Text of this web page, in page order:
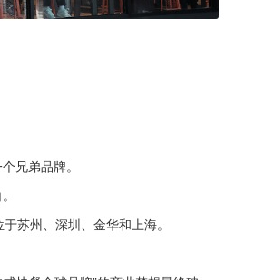
兄弟品牌。
苏州、深圳、金华和上海。